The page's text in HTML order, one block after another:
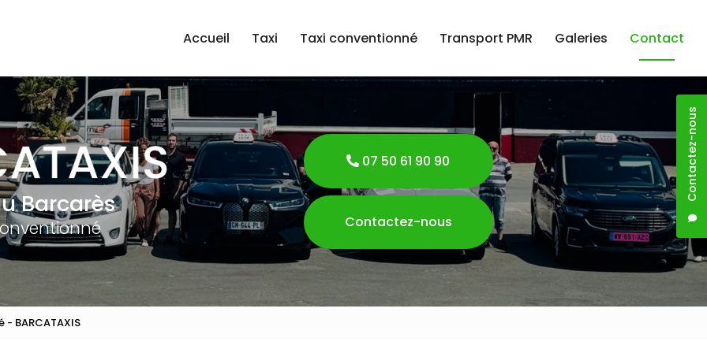
Contactez-nous
Accueil
Taxi Taxi conventionné Transport PMR Galeries Contact
Barcarès
07 50 61 90 90
Contactez-nous
BARCATAXIS